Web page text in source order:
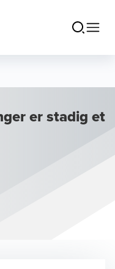
er stadig et